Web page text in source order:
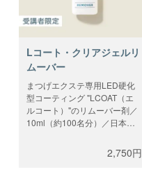
Lコート・クリアジェルリ
ムーバー
まつげエクステ専用LED硬化
型コーティング "LCOAT（エ
ルコート）"のリムーバー剤／
10ml（約100名分）／日本
にコーティングを外したい場
合ご使用ください。エクステ
2,750円